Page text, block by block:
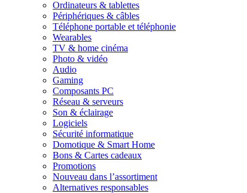
Ordinateurs & tablettes
Périphériques & câbles
Téléphone portable et téléphonie
Wearables
TV & home cinéma
Photo & vidéo
Audio
Gaming
Composants PC
Réseau & serveurs
Son & éclairage
Logiciels
Sécurité informatique
Domotique & Smart Home
Bons & Cartes cadeaux
Promotions
Nouveau dans l’assortiment
Alternatives responsables